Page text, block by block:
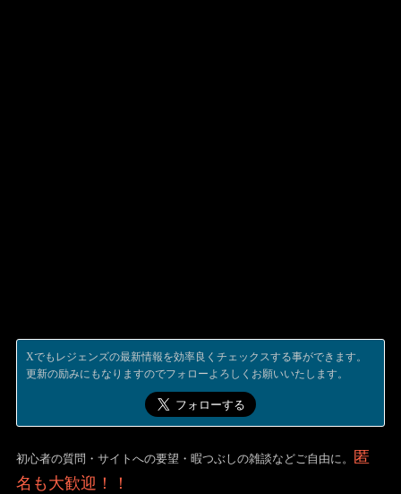
Xでもレジェンズの最新情報を効率良くチェックスする事ができます。
更新の励みにもなりますのでフォローよろしくお願いいたします。
初心者の質問・サイトへの要望・暇つぶしの雑談などご自由に。
匿
名も大歓迎！！